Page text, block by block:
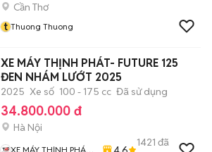
Cần Thơ
t Thuong Thuong
XE MÁY THỊNH PHÁT- FUTURE 125
ĐEN NHÁM LƯỚT 2025
2025 Xe số 100 - 175 cc Đã sử dụng
34.800.000 đ
Hà Nội
XE MÁY THỊNH PHÁT
1421 đã